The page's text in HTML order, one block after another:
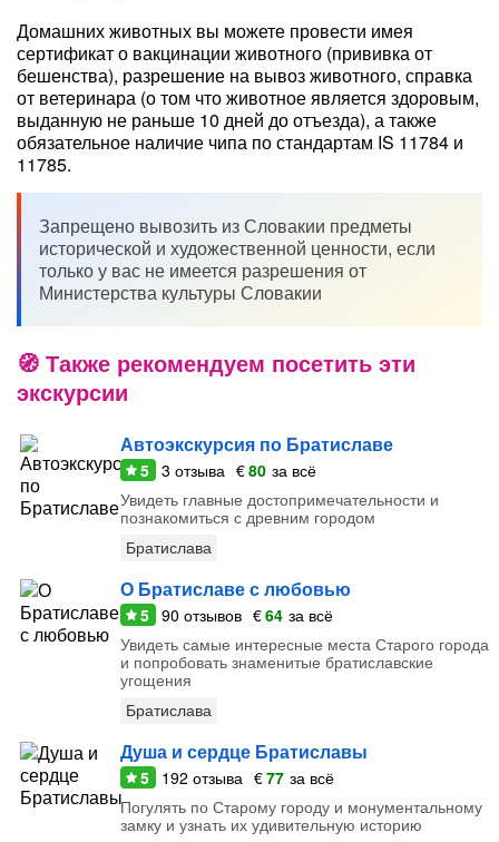
Домашних животных вы можете провести имея
сертификат о вакцинации животного (прививка от
бешенства), разрешение на вывоз животного, справка
от ветеринара (о том что животное является здоровым,
выданную не раньше 10 дней до отъезда), а также
обязательное наличие чипа по стандартам IS 11784 и
11785.
Запрещено вывозить из Словакии предметы
исторической и художественной ценности, если
только у вас не имеется разрешения от
Министерства культуры Словакии
Также рекомендуем посетить эти
экскурсии
Автоэкскурсия по Братиславе
5 3 отзыва €80 за всё
Увидеть главные достопримечательности и
познакомиться с древним городом
Братислава
О Братиславе с любовью
5 90 отзывов €64 за всё
Увидеть самые интересные места Старого города
и попробовать знаменитые братиславские
угощения
Братислава
Душа и сердце Братиславы
5 192 отзыва €77 за всё
Погулять по Старому городу и монументальному
замку и узнать их удивительную историю